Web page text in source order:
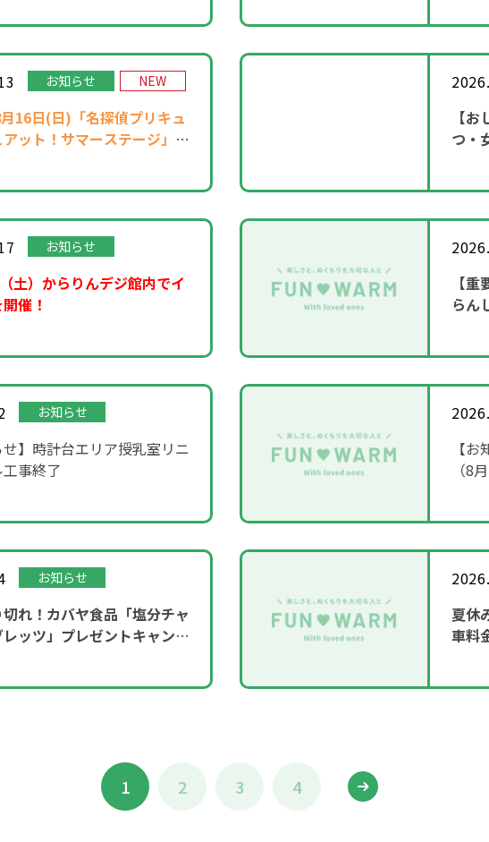
お知らせ NEW
16日(日)「名探偵プリキュ
ット！サマーステージ」開
【
つ・
お知らせ
土）からりんデジ館内でイ
催！
【
らん
お知らせ
せ】時計台エリア授乳室リニ
事終了
【
（8
お知らせ
れ！カバヤ食品「塩分チャ
ッツ」プレゼントキャンペ
夏休
車料
1 2 3 4